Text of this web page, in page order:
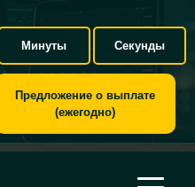
Минуты Секунды
Предложение о выплате
(ежегодно)